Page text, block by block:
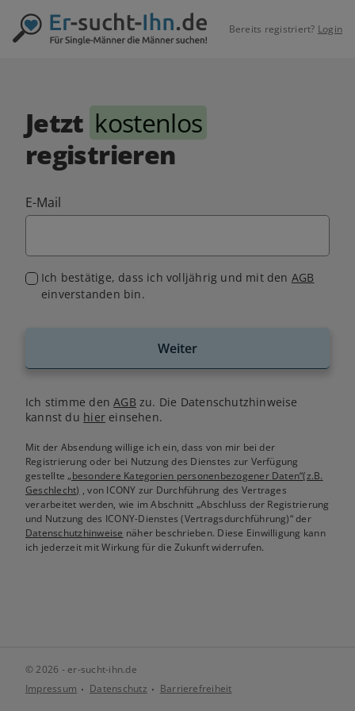
Bereits registriert? Login
Jetzt kostenlos
registrieren
E-Mail
Ich bestätige, dass ich volljährig und mit den AGB
einverstanden bin.
Weiter
Ich stimme denAGB zu. Die Datenschutzhinweise
kannst du hiereinsehen.
Mit der Absendung willige ich ein, dass von mir bei der
Registrierung oder bei Nutzung des Dienstes zur Verfügung
gestellte„besondere Kategorien personenbezogener Daten“(z.B.
Geschlecht) , von ICONY zur Durchführung des Vertrages
verarbeitet werden, wie im Abschnitt „Abschluss der Registrierung
und Nutzung des ICONY-Dienstes (Vertragsdurchführung)“ der
Datenschutzhinweise näher beschrieben. Diese Einwilligung kann
ich jederzeit mit Wirkung für die Zukunft widerrufen.
© 2026 - er-sucht-ihn.de
Impressum
Datenschutz Barrierefreiheit